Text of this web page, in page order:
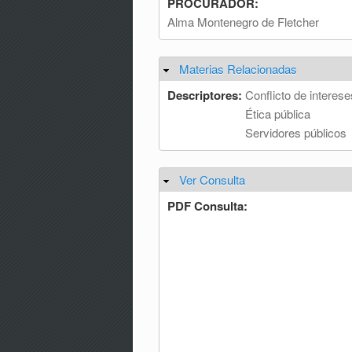
Alma Montenegro de Fletcher
Ocultar
Materias Relacionadas
Descriptores: Conflicto de
Ética pública
Servidores públicos
Ocultar
Ver Consulta
PDF Consulta: